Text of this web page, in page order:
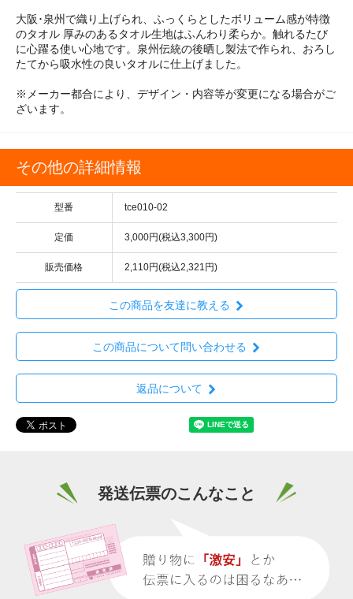
大阪･泉州で織り上げられ、ふっくらとしたボリューム感が特徴
のタオル 厚みのあるタオル生地はふんわり柔らか。触れるたび
に心躍る使い心地です。泉州伝統の後晒し製法で作られ、おろし
たてから吸水性の良いタオルに仕上げました。
※メーカー都合により、デザイン・内容等が変更になる場合がご
ざいます。
その他の詳細情報
型番 tce010-02
定価 3,000円(税込3,300円)
販売価格 2,110円(税込2,321円)
この商品を友達に教える
この商品について問い合わせる
返品について
発送伝票のこんなこと